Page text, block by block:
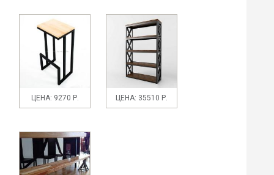
ЦЕНА: 9270 Р. ЦЕНА: 35510 Р.